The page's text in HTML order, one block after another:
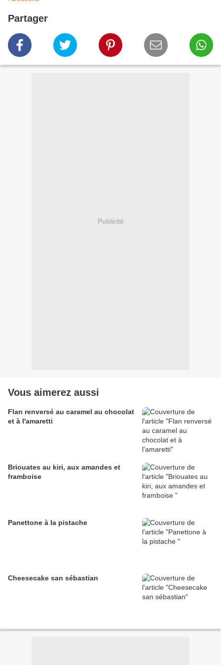
Partager
Publicité
Vous aimerez aussi
Flan renversé au caramel au chocolat
et à l'amaretti
Briouates au kiri, aux amandes et
framboise
Panettone à la pistache
Cheesecake san sébastian